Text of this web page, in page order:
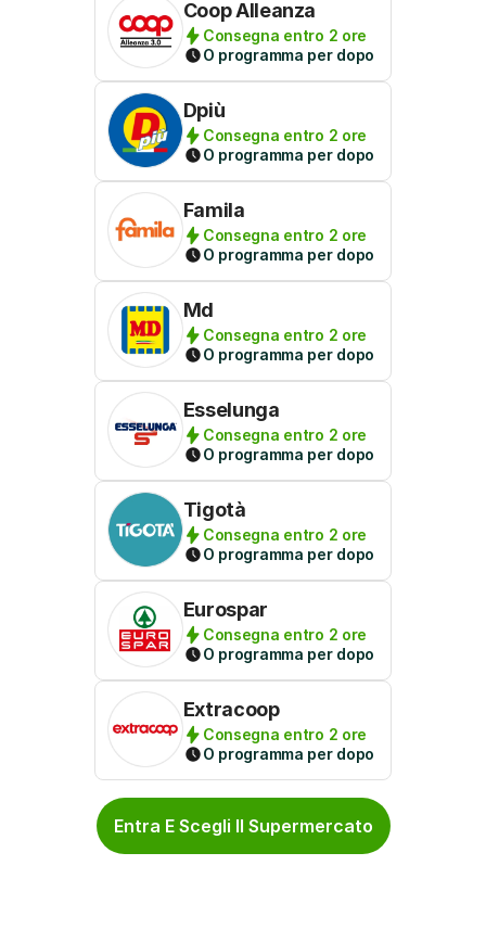
Coop Alleanza
Consegna entro 2 ore
O programma per dopo
Dpiù
Consegna entro 2 ore
O programma per dopo
Famila
Consegna entro 2 ore
O programma per dopo
Md
Consegna entro 2 ore
O programma per dopo
Esselunga
Consegna entro 2 ore
O programma per dopo
Tigotà
Consegna entro 2 ore
O programma per dopo
Eurospar
Consegna entro 2 ore
O programma per dopo
Extracoop
Consegna entro 2 ore
O programma per dopo
Entra E Scegli Il Supermercato